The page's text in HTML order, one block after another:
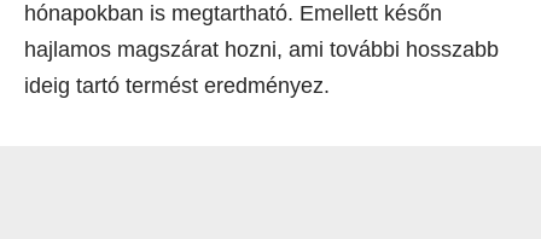
hónapokban is megtartható. Emellett későn
hajlamos magszárat hozni, ami további hosszabb
ideig tartó termést eredményez.